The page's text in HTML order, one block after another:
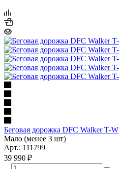
Беговая дорожка DFC Walker T-W
Мало (менее 3 шт)
Арт.: 111799
39 990 ₽